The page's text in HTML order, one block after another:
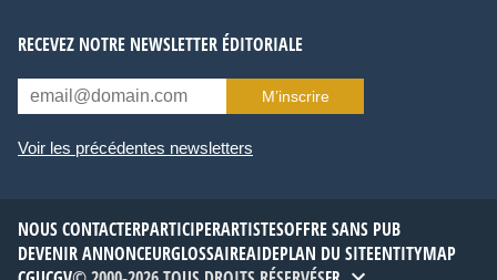
RECEVEZ NOTRE NEWSLETTER ÉDITORIALE
M’inscrire
Voir les précédentes newsletters
NOUS CONTACTERPARTICIPERARTISTESOFFRE SANS PUB
DEVENIR ANNONCEURGLOSSAIREAIDEPLAN DU SITEENTITYMAP